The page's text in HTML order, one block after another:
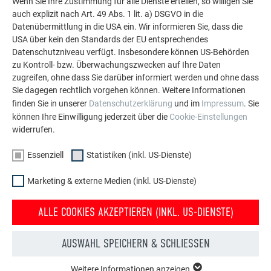
Fassade.
MEHR REFERENZEN ANSEHEN
auch explizit nach Art. 49 Abs. 1 lit. a) DSGVO in die
Datenübermittlung in die USA ein. Wir informieren Sie, dass die
USA über kein den Standards der EU entsprechendes
Datenschutzniveau verfügt. Insbesondere können US-Behörden
zu Kontroll- bzw. Überwachungszwecken auf Ihre Daten
zugreifen, ohne dass Sie darüber informiert werden und ohne dass
Sie dagegen rechtlich vorgehen können. Weitere Informationen
finden Sie in unserer Datenschutzerklärung und im Impressum. Sie
können Ihre Einwilligung jederzeit über die Cookie-Einstellungen
widerrufen.
Essenziell Statistiken (inkl. US-Dienste)
Marketing & externe Medien (inkl. US-Dienste)
ALLE COOKIES AKZEPTIEREN (INKL. US-DIENSTE)
AUSWAHL SPEICHERN & SCHLIESSEN